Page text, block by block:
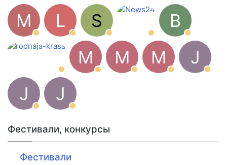
M L S
B
M
M M
J
J
J
Фестивали, конкурсы
Фестивали